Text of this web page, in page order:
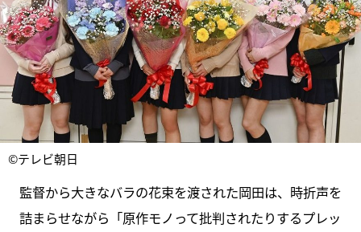
©テレビ朝日
監督から大きなバラの花束を渡された岡田は、時折声を
詰まらせながら「原作モノって批判されたりするプレッ